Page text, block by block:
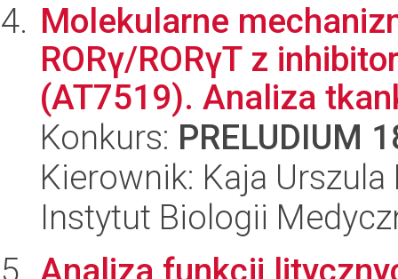
Molekularne
RORγ/RORγT z
(AT7519). Analiza
Konkurs: PRELUDIUM
Kierownik: Kaja Urszula
Instytut Biologii
Analiza funkcji